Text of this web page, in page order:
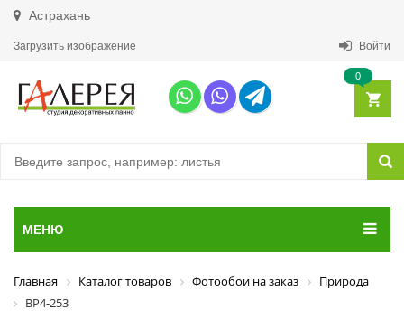
Астрахань
Загрузить изображение Войти
0
МЕНЮ
Главная Каталог товаров Фотообои на заказ
Природа
ВР4-253